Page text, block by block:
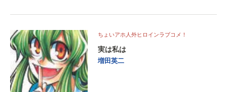
ちょいアホ人外ヒロインラブコメ！
実は私は
増田英二